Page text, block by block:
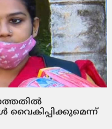
വൈകിപ്പിക്കുമെന്ന്